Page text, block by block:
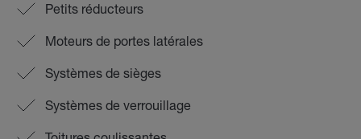
Petits réducteurs
Moteurs de portes latérales
Systèmes de sièges
Systèmes de verrouillage